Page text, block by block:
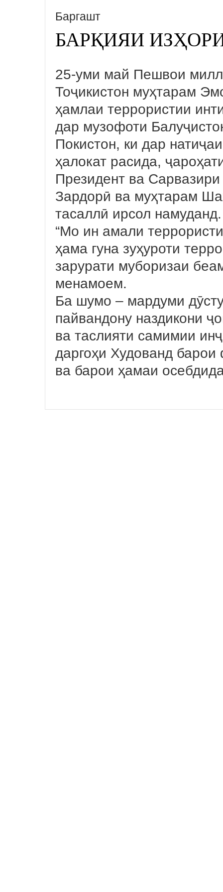
Баргашт
БАРҚИЯИ
25-уми май Пешвои
Тоҷикистон муҳтарам
ҳамлаи террористии
дар музофоти
Покистон, ки дар
ҳалокат расида,
Президент ва
Зардорӣ ва муҳтарам
тасаллӣ ирсол
“Мо ин амали
ҳама гуна зуҳуроти
зарурати муборизаи
менамоем.
Ба шумо – мардуми
пайвандону наздикони
ва таслияти самимии
даргоҳи Худованд
ва барои ҳамаи